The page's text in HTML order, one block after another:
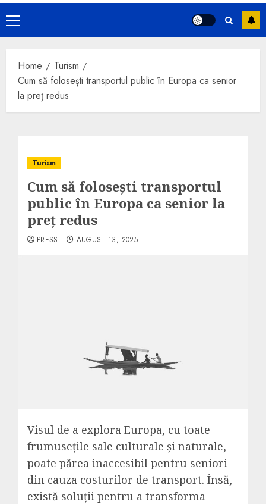
Primary
Menu
Home
Turism
Cum să folosești transportul public în Europa ca senior
la preț redus
Turism
Cum să folosești transportul
public în Europa ca senior la
preț redus
PRESS AUGUST 13, 2025
Visul de a explora Europa, cu toate
frumusețile sale culturale și naturale,
poate părea inaccesibil pentru seniori
din cauza costurilor de transport. Însă,
există soluții pentru a transforma